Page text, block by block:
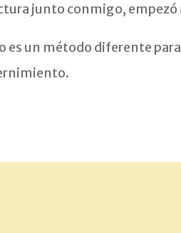
junto conmigo, empezó
es un método diferente